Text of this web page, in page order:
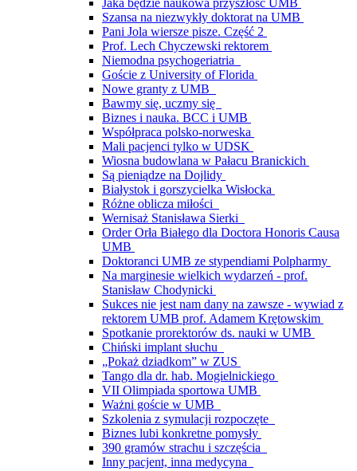
Jaka będzie naukowa przyszłość UMB
Szansa na niezwykły doktorat na UMB
Pani Jola wiersze pisze. Część 2
Prof. Lech Chyczewski rektorem
Niemodna psychogeriatria
Goście z University of Florida
Nowe granty z UMB
Bawmy się, uczmy się
Biznes i nauka. BCC i UMB
Współpraca polsko-norweska
Mali pacjenci tylko w UDSK
Wiosna budowlana w Pałacu Branickich
Są pieniądze na Dojlidy
Białystok i gorszycielka Wisłocka
Różne oblicza miłości
Wernisaż Stanisława Sierki
Order Orła Białego dla Doctora Honoris Causa
UMB
Doktoranci UMB ze stypendiami Polpharmy
Na marginesie wielkich wydarzeń - prof.
Stanisław Chodynicki
Sukces nie jest nam dany na zawsze - wywiad z
rektorem UMB prof. Adamem Krętowskim
Spotkanie prorektorów ds. nauki w UMB
Chiński implant słuchu
„Pokaż dziadkom” w ZUS
Tango dla dr. hab. Mogielnickiego
VII Olimpiada sportowa UMB
Ważni goście w UMB
Szkolenia z symulacji rozpoczęte
Biznes lubi konkretne pomysły
390 gramów strachu i szczęścia
Inny pacjent, inna medycyna